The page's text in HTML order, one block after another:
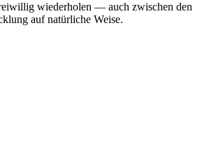
wiederholen — auch zwischen den
auf natürliche Weise.